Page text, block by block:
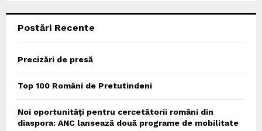
Postări Recente
Precizări de presă
Top 100 Români de Pretutindeni
Noi oportunități pentru cercetătorii români din
diaspora: ANC lansează două programe de mobilitate